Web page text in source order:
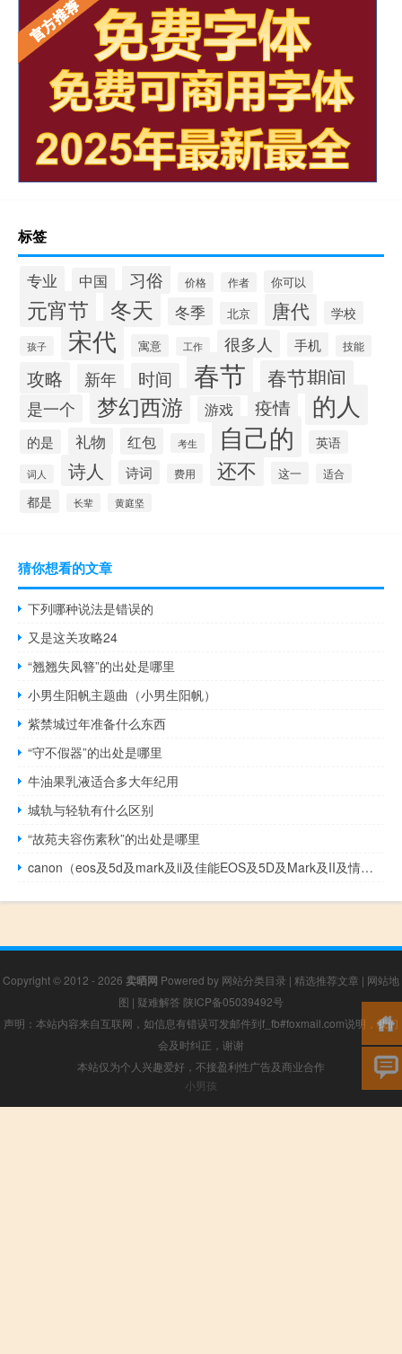
标签
专业 中国 习俗 价格 作者 你可以
元宵节 冬天 冬季 北京 唐代 学校
孩子 宋代 寓意 工作 很多人 手机 技能
攻略 新年 时间 春节 春节期间
是一个 梦幻西游 游戏 疫情 的人
的是 礼物 红包 考生 自己的 英语
词人 诗人 诗词 费用 还不 这一 适合
都是 长辈 黄庭坚
猜你想看的文章
下列哪种说法是错误的
又是这关攻略24
“翘翘失凤簪”的出处是哪里
小男生阳帆主题曲（小男生阳帆）
紫禁城过年准备什么东西
“守不假器”的出处是哪里
牛油果乳液适合多大年纪用
城轨与轻轨有什么区别
“故苑夫容伤素秋”的出处是哪里
canon（eos及5d及mark及ii及佳能EOS及5D及Mark及II及情况怎么样）
Copyright © 2012 - 2026 卖晒网 Powered by 网站分类目录 | 精选推荐文章 | 网站地
图 | 疑难解答 陕ICP备05039492号
声明：本站内容来自互联网，如信息有错误可发邮件到f_fb#foxmail.com说明，我们
会及时纠正，谢谢
本站仅为个人兴趣爱好，不接盈利性广告及商业合作
小男孩